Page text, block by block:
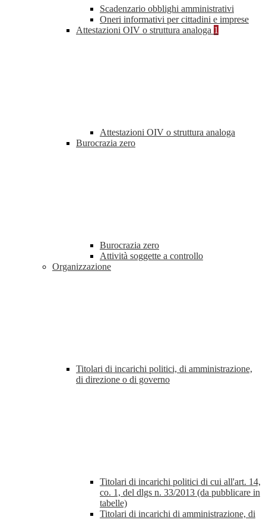
Scadenzario obblighi amministrativi
Oneri informativi per cittadini e imprese
Attestazioni OIV o struttura analoga 1
Attestazioni OIV o struttura analoga
Burocrazia zero
Burocrazia zero
Attività soggette a controllo
Organizzazione
Titolari di incarichi politici, di amministrazione,
di direzione o di governo
Titolari di incarichi politici di cui all'art. 14,
co. 1, del dlgs n. 33/2013 (da pubblicare in
tabelle)
Titolari di incarichi di amministrazione, di